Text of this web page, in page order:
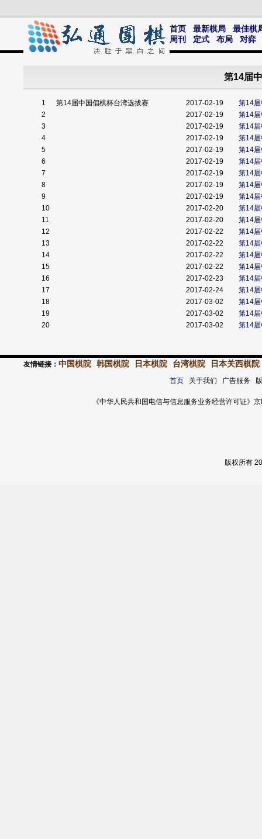
首页 最新棋局
最佳棋
周刊
定式 布局 对弈
第14届
1 第14届中国倡棋杯台湾选拔赛 2017-02-19
第14
2
2017-02-19
第14
3
2017-02-19
第14
4
2017-02-19
第14
5
2017-02-19
第14
6
2017-02-19
第14
7
2017-02-19
第14
8
2017-02-19
第14
9
2017-02-19
第14
10
2017-02-20
第14
11
2017-02-20
第14
12
2017-02-22
第14
13
2017-02-22
第14
14
2017-02-22
第14
15
2017-02-22
第14
16
2017-02-23
第14
17
2017-02-24
第14
18
2017-03-02
第14
19
2017-03-02
第14
20
2017-03-02 第14
友情链接： 中国棋院 韩国棋院 日本棋院 台湾棋院 日本关西棋院
首页关于我们 广告服务
《中华人民共和国电信与信息服务业务经营许可证
版权所有